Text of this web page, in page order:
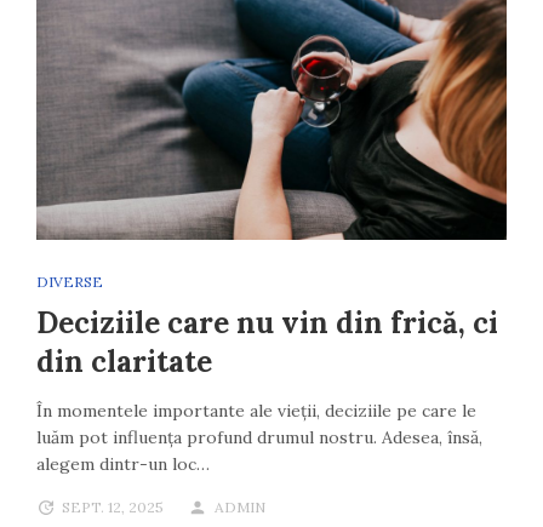
DIVERSE
Deciziile care nu vin din frică, ci
din claritate
În momentele importante ale vieții, deciziile pe care le
luăm pot influența profund drumul nostru. Adesea, însă,
alegem dintr-un loc…
SEPT. 12, 2025 ADMIN